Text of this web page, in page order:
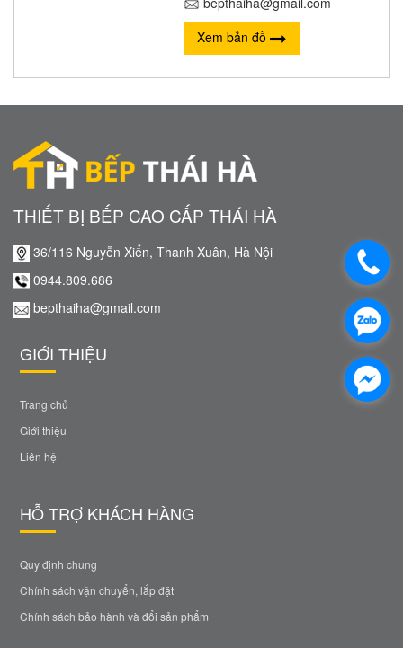
Xem bản đồ
THIẾT BỊ BẾP CAO CẤP THÁI HÀ
36/116 Nguyễn Xiển, Thanh Xuân, Hà Nội
0944.809.686
bepthaiha@gmail.com
GIỚI THIỆU
Trang chủ
Giới thiệu
Liên hệ
HỖ TRỢ KHÁCH HÀNG
Quy định chung
Chính sách vận chuyển, lắp đặt
Chính sách bảo hành và đổi sản phẩm